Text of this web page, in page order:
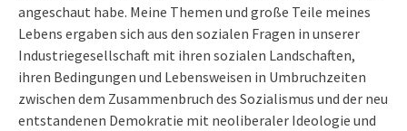
angeschaut habe. Meine Themen und große Teile meines
Lebens ergaben sich aus den sozialen Fragen in unserer
Industriegesellschaft mit ihren sozialen Landschaften,
ihren Bedingungen und Lebensweisen in Umbruchzeiten
zwischen dem Zusammenbruch des Sozialismus und der neu
entstandenen Demokratie mit neoliberaler Ideologie und